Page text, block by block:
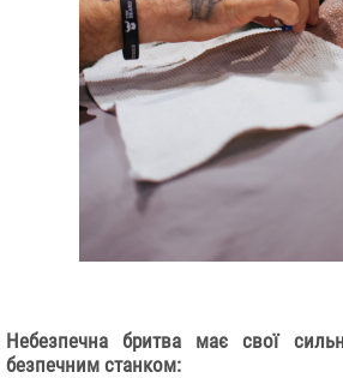
Небезпечна бритва має свої
безпечним станком: